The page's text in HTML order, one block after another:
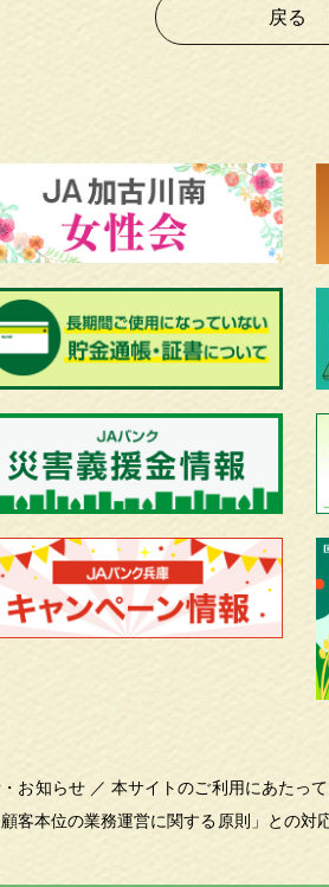
戻る
お知らせ ／本サイトのご利用にあたって
客本位の業務運営に関する原則」との対